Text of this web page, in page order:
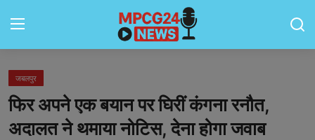
Contact
मध्यप्रदेश
जबलपुर
फिर अपने एक बयान पर घिरीं कंगना रनौत,
अदालत ने थमाया नोटिस, देना होगा जवाब